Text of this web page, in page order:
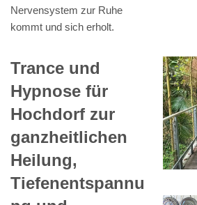
Nervensystem zur Ruhe
kommt und sich erholt.
Trance und
Hypnose für
Hochdorf zur
ganzheitlichen
Heilung,
Tiefenentspannu